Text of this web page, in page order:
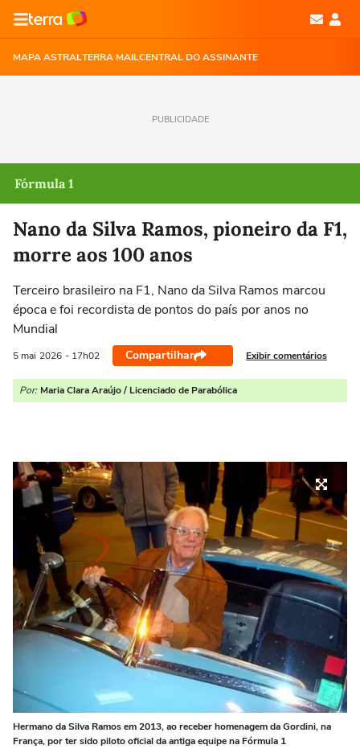
MAPA ASTRALTERRA MAILCENTRAL DO ASSINANTE
PUBLICIDADE
Fórmula 1
Nano da Silva Ramos, pioneiro da F1,
morre aos 100 anos
Terceiro brasileiro na F1, Nano da Silva Ramos marcou
época e foi recordista de pontos do país por anos no
Mundial
5 mai 2026 - 17h02 Compartilhar Exibir comentários
Por: Maria Clara Araújo / Licenciado de Parabólica
Hermano da Silva Ramos em 2013, ao receber homenagem da Gordini, na
França, por ter sido piloto oficial da antiga equipe na Fórmula 1